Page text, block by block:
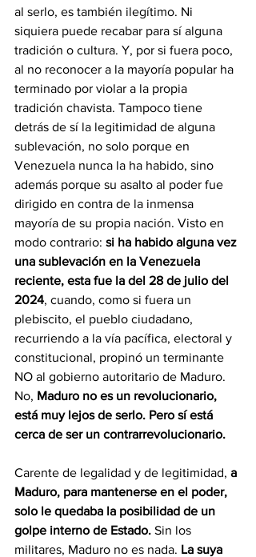
al serlo, es también ilegítimo. Ni
siquiera puede recabar para sí alguna
tradición o cultura. Y, por si fuera poco,
al no reconocer a la mayoría popular ha
terminado por violar a la propia
tradición chavista. Tampoco tiene
detrás de sí la legitimidad de alguna
sublevación, no solo porque en
Venezuela nunca la ha habido, sino
además porque su asalto al poder fue
dirigido en contra de la inmensa
mayoría de su propia nación. Visto en
modo contrario: si ha habido alguna vez
una sublevación en la Venezuela
reciente, esta fue la del 28 de julio del
2024, cuando, como si fuera un
plebiscito, el pueblo ciudadano,
recurriendo a la vía pacífica, electoral y
constitucional, propinó un terminante
NO al gobierno autoritario de Maduro.
No, Maduro no es un revolucionario,
está muy lejos de serlo. Pero sí está
cerca de ser un contrarrevolucionario.
Carente de legalidad y de legitimidad, a
Maduro, para mantenerse en el poder,
solo le quedaba la posibilidad de un
golpe interno de Estado. Sin los
militares, Maduro no es nada. La suya